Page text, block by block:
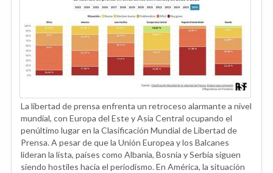
La libertad de prensa enfrenta un retroceso alarmante a nivel
mundial, con Europa del Este y Asia Central ocupando el
penúltimo lugar en la Clasificación Mundial de Libertad de
Prensa. A pesar de que la Unión Europea y los Balcanes
lideran la lista, países como Albania, Bosnia y Serbia siguen
siendo hostiles hacia el periodismo. En América, la situación